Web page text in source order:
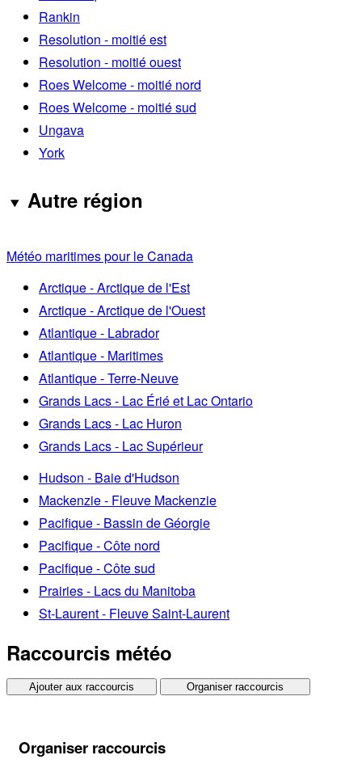
Rankin
Resolution - moitié est
Resolution - moitié ouest
Roes Welcome - moitié nord
Roes Welcome - moitié sud
Ungava
York
Autre région
Météo maritimes pour le Canada
Arctique - Arctique de l'Est
Arctique - Arctique de l'Ouest
Atlantique - Labrador
Atlantique - Maritimes
Atlantique - Terre-Neuve
Grands Lacs - Lac Érié et Lac Ontario
Grands Lacs - Lac Huron
Grands Lacs - Lac Supérieur
Hudson - Baie d'Hudson
Mackenzie - Fleuve Mackenzie
Pacifique - Bassin de Géorgie
Pacifique - Côte nord
Pacifique - Côte sud
Prairies - Lacs du Manitoba
St-Laurent - Fleuve Saint-Laurent
Raccourcis météo
Ajouter aux raccourcis Organiser raccourcis
Organiser raccourcis